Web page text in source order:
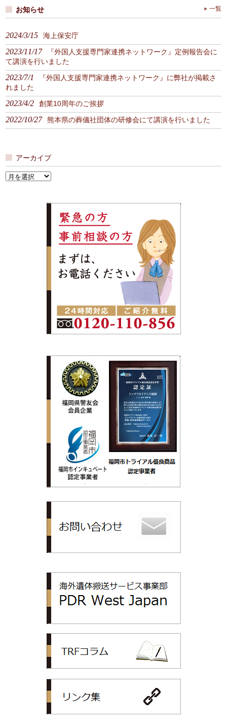
お知らせ 一覧
2024/3/15 海上保安庁
2023/11/17
『外国人支援専門家連携ネットワーク』定例報告会に
て講演を行いました
2023/7/1
『外国人支援専門家連携ネットワーク』に弊社が掲載さ
れました
2023/4/2 創業10周年のご挨拶
2022/10/27 熊本県の葬儀社団体の研修会にて講演を行いました
アーカイブ
ア